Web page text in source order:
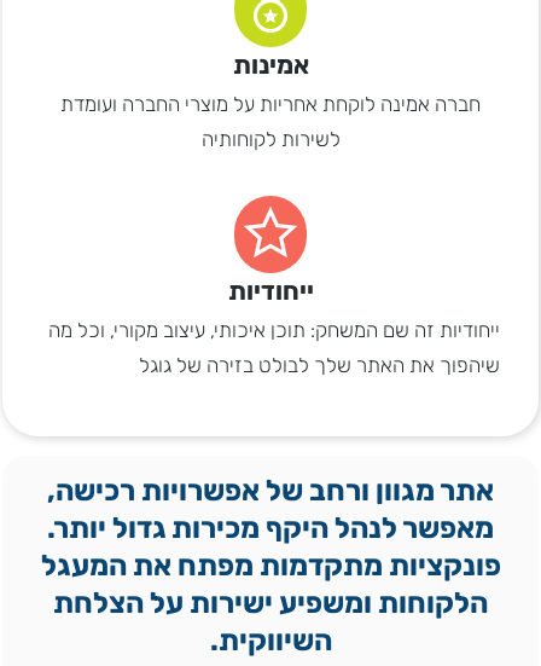
אמינות
חברה אמינה לוקחת אחריות על מוצרי החברה ועומדת
לשירות לקוחותיה
ייחודיות
ייחודיות זה שם המשחק: תוכן איכותי, עיצוב מקורי, וכל מה
שיהפוך את האתר שלך לבולט בזירה של גוגל
אתר מגוון ורחב של אפשרויות רכישה,
מאפשר לנהל היקף מכירות גדול יותר.
פונקציות מתקדמות מפתח את המעגל
הלקוחות ומשפיע ישירות על הצלחת
השיווקית.